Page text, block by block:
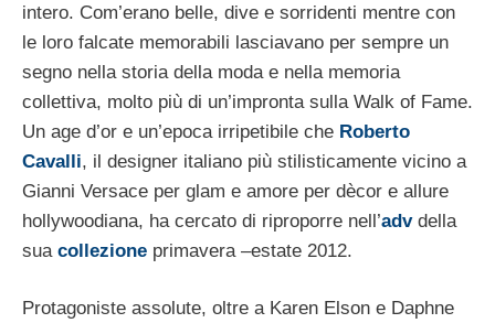
intero. Com’erano belle, dive e sorridenti mentre con
le loro falcate memorabili lasciavano per sempre un
segno nella storia della moda e nella memoria
collettiva, molto più di un’impronta sulla Walk of Fame.
Un age d’or e un’epoca irripetibile che Roberto
Cavalli, il designer italiano più stilisticamente vicino a
Gianni Versace per glam e amore per dècor e allure
hollywoodiana, ha cercato di riproporre nell’advdella
sua collezione primavera –estate 2012.
Protagoniste assolute, oltre a Karen Elson e Daphne